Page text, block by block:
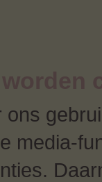
media-